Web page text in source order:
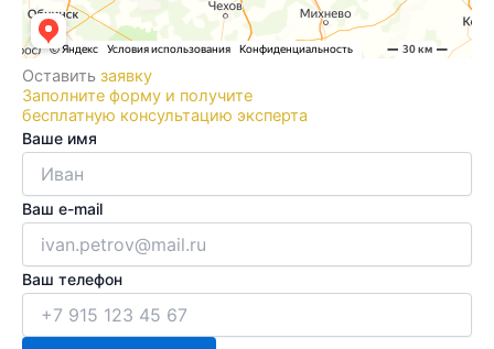
Оставить заявку
Заполните форму и получите
бесплатную консультацию эксперта
Ваше имя
Ваш e-mail
Ваш телефон